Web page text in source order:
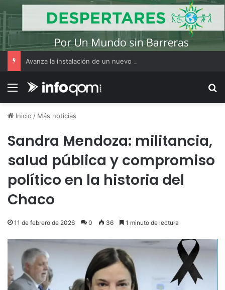
Menú
Inicio / Más noticias
Sandra Mendoza: militancia,
salud pública y compromiso
político en la historia del
Chaco
11 de febrero de 2026 0 36 1 minuto de lectura